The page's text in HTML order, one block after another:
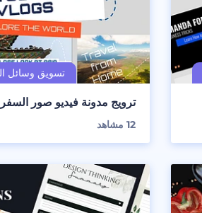
ترويج مدونة فيديو صور السفر
12 مشاهد